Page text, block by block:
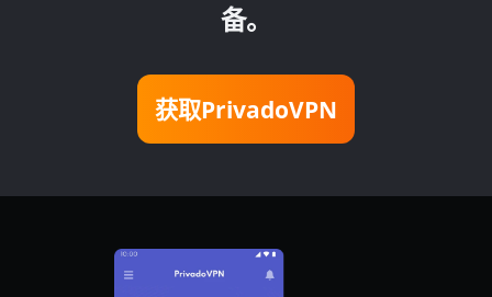
备。
获取PrivadoVPN